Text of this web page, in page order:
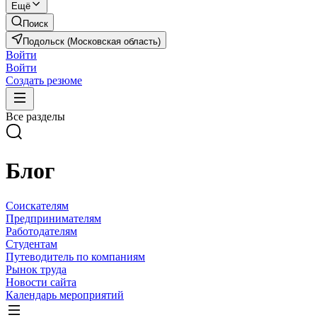
Ещё
Поиск
Подольск (Московская область)
Войти
Войти
Создать резюме
Все разделы
Блог
Соискателям
Предпринимателям
Работодателям
Студентам
Путеводитель по компаниям
Рынок труда
Новости сайта
Календарь мероприятий